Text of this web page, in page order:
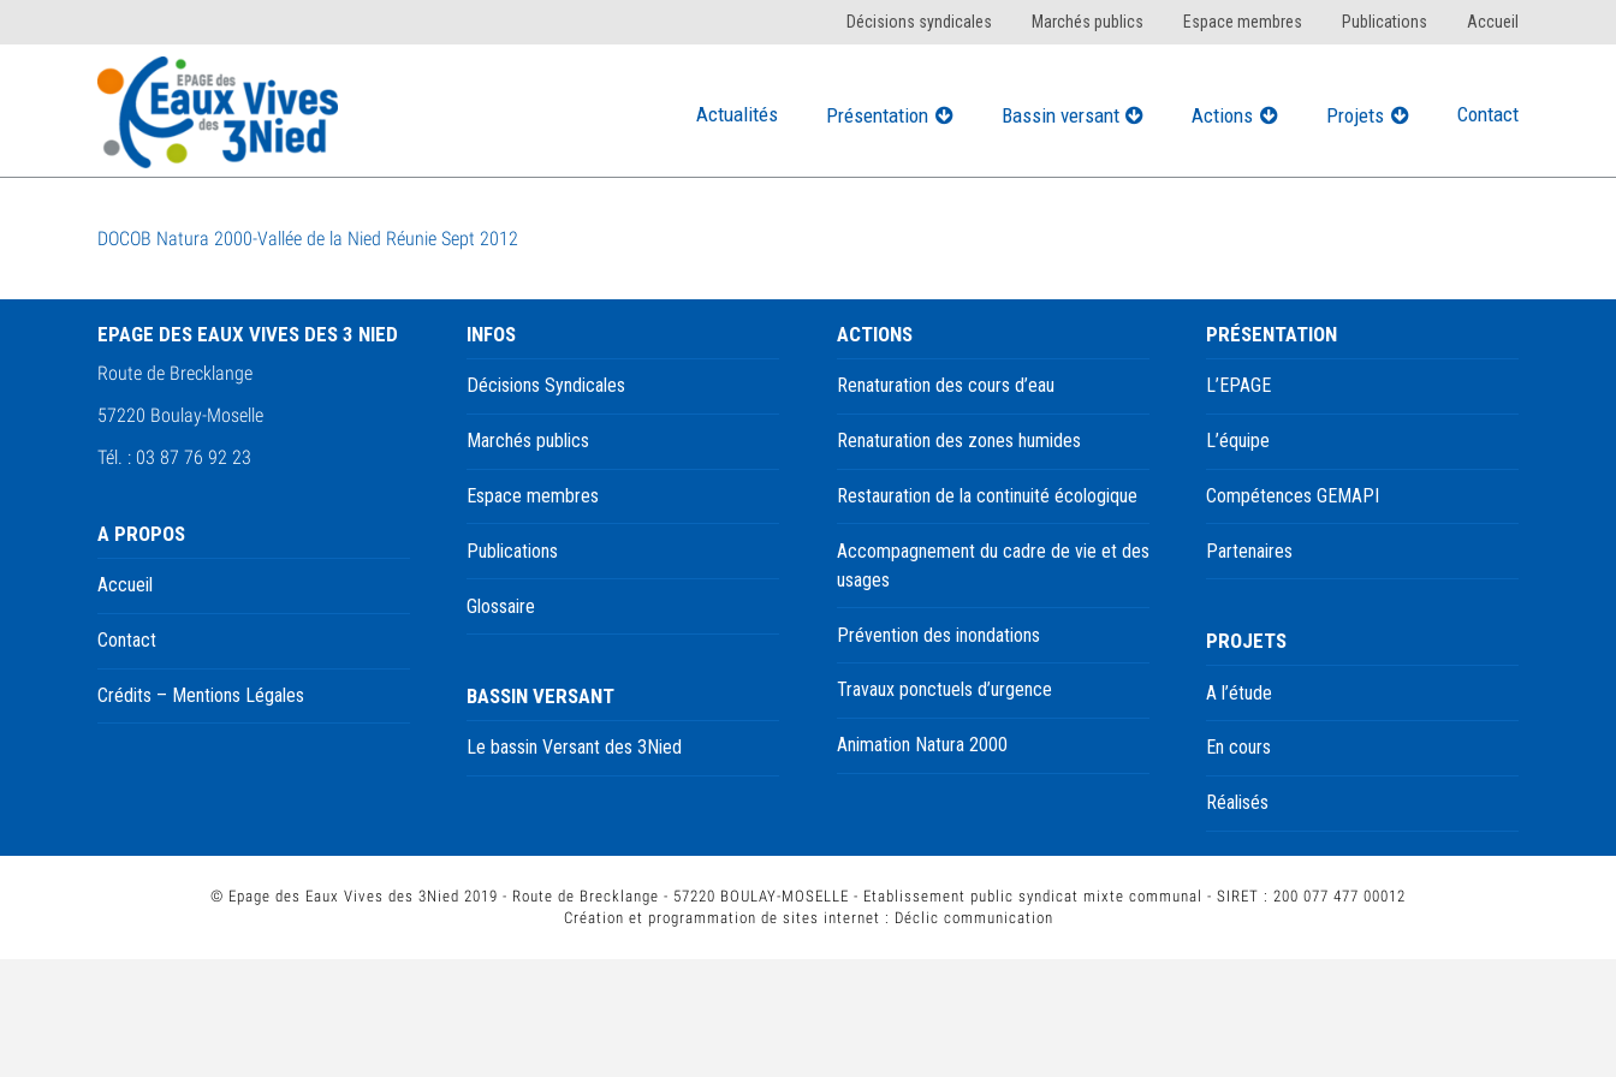
Décisions syndicales Marchés publics Espace membres Publications Accueil
Actualités Présentation Bassin versant Actions Projets Contact
DOCOB Natura 2000-Vallée de la Nied Réunie Sept 2012
EPAGE DES EAUX VIVES DES 3 NIED
Route de Brecklange
57220 Boulay-Moselle
Tél. : 03 87 76 92 23
A PROPOS
Accueil
Contact
Crédits – Mentions Légales
INFOS
Décisions Syndicales
Marchés publics
Espace membres
Publications
Glossaire
BASSIN VERSANT
Le bassin Versant des 3Nied
ACTIONS
Renaturation des cours d’eau
Renaturation des zones humides
Restauration de la continuité écologique
Accompagnement du cadre de vie et des
usages
Prévention des inondations
Travaux ponctuels d’urgence
Animation Natura 2000
PRÉSENTATION
L’EPAGE
L’équipe
Compétences GEMAPI
Partenaires
PROJETS
A l’étude
En cours
Réalisés
© Epage des Eaux Vives des 3Nied 2019 - Route de Brecklange - 57220 BOULAY-MOSELLE - Etablissement public syndicat mixte communal - SIRET : 200 077 477 00012
Création et programmation de sites internet : Déclic communication